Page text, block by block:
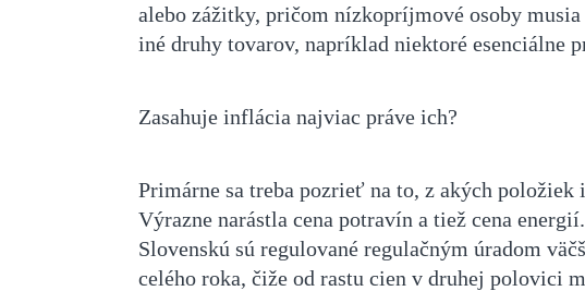
alebo zážitky, pričom nízkopríjmové osoby
iné druhy tovarov, napríklad niektoré esenciálne
Zasahuje inflácia najviac práve ich?
Primárne sa treba pozrieť na to, z akých položiek
Výrazne narástla cena potravín a tiež cena
Slovenskú sú regulované regulačným úradom
celého roka, čiže od rastu cien v druhej polovici